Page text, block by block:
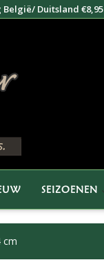
Duitsland €8,95
SEIZOENEN
cm